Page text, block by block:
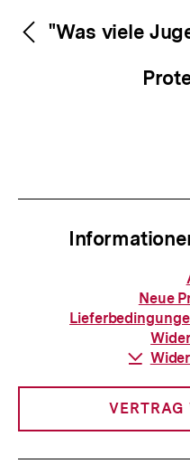
Inhaltsnavigation
"Was viele
Neue
VERTRAG